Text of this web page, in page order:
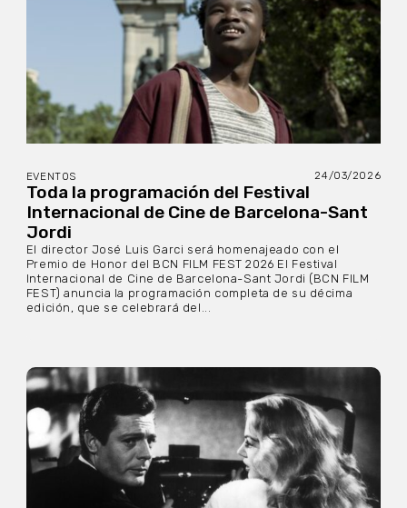
EVENTOS 24/03/2026
Toda la programación del Festival
Internacional de Cine de Barcelona-Sant
Jordi
El director José Luis Garci será homenajeado con el
Premio de Honor del BCN FILM FEST 2026 El Festival
Internacional de Cine de Barcelona-Sant Jordi (BCN FILM
FEST) anuncia la programación completa de su décima
edición, que se celebrará del...